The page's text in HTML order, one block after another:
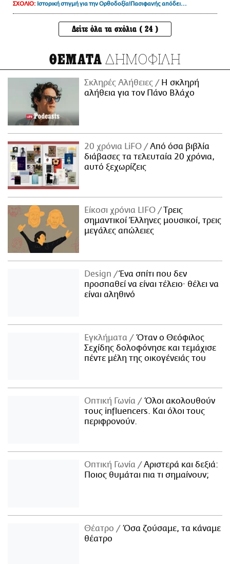
ΣΧΟΛΙΟ: Ιστορική στιγμή για την Ορθοδοξία!Πασιφανής απόδει...
Δείτε όλα τα σχόλια ( 24 )
ΘΕΜΑΤΑ ΔΗΜΟΦΙΛΗ
Σκληρές Αλήθειες
H σκληρή
αλήθεια για τον Πάνο Βλάχο
20 χρόνια LiFO
Από όσα βιβλία
διάβασες τα τελευταία 20 χρόνια,
αυτό ξεχωρίζεις
Είκοσι χρόνια LIFO
Tρεις
σημαντικοί Έλληνες μουσικοί, τρεις
μεγάλες απώλειες
Design
Ένα σπίτι που δεν
προσπαθεί να είναι τέλειο· θέλει να
είναι αληθινό
Εγκλήματα
Όταν ο Θεόφιλος
Σεχίδης δολοφόνησε και τεμάχισε
πέντε μέλη της οικογένειάς του
Οπτική Γωνία
Όλοι ακολουθούν
τους influencers. Και όλοι τους
περιφρονούν.
Οπτική Γωνία
Αριστερά και δεξιά:
Ποιος θυμάται πια τι σημαίνουν;
Θέατρο
Όσα ζούσαμε, τα κάναμε
θέατρο